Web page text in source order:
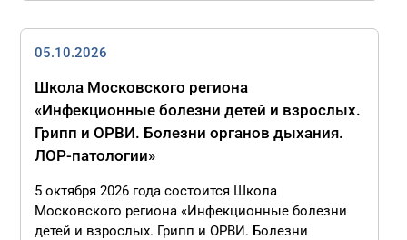
05.10.2026
Школа Московского региона
«Инфекционные болезни детей и взрослых.
Грипп и ОРВИ. Болезни органов дыхания.
ЛОР-патологии»
5 октября 2026 года состоится Школа
Московского региона «Инфекционные болезни
детей и взрослых. Грипп и ОРВИ. Болезни